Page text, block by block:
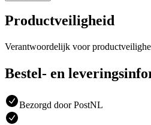
Productveiligheid
Verantwoordelijk voor
Bestel- en
Bezorgd door PostNL